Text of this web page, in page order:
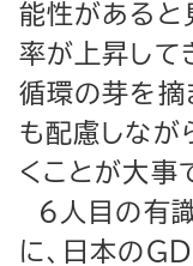
能性があると
率が上昇して
循環の芽を摘
も配慮しなが
くことが大事
６人目の有識
に、日本のＧ